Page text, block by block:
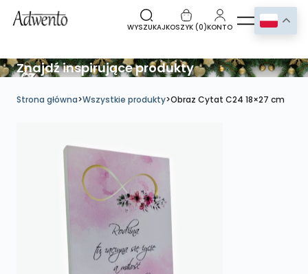
WYSZUKAJKOSZYK (0)KONTO
Znajdź inspirujące produkty
Strona główna>Wszystkie produkty>Obraz Cytat C24 18×27 cm